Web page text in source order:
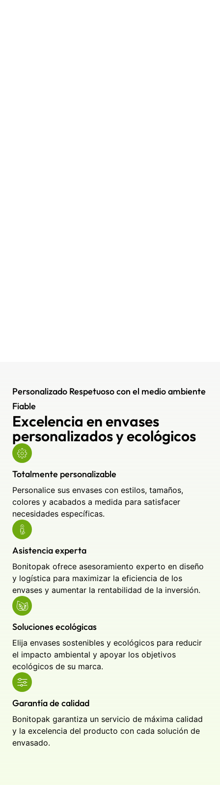
Personalizado Respetuoso con el medio ambiente
Fiable
Excelencia en envases
personalizados y ecológicos
Totalmente personalizable
Personalice sus envases con estilos, tamaños,
colores y acabados a medida para satisfacer
necesidades específicas.
Asistencia experta
Bonitopak ofrece asesoramiento experto en diseño
y logística para maximizar la eficiencia de los
envases y aumentar la rentabilidad de la inversión.
Soluciones ecológicas
Elija envases sostenibles y ecológicos para reducir
el impacto ambiental y apoyar los objetivos
ecológicos de su marca.
Garantía de calidad
Bonitopak garantiza un servicio de máxima calidad
y la excelencia del producto con cada solución de
envasado.